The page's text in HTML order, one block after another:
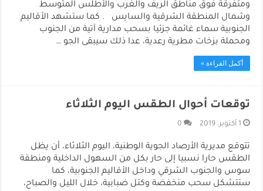
ومتفرقة فوق مناطق الريف والغرب والأطلس المتوسط
وشمال المنطقة الشرقية والسايس . كما ستشهد الأقاليم
الجنوبية سماء غائمة جزئيا بسحب مدارية آتية من الجنوب
ومحملة بزخات مطرية رعدية، عدا ذلك سيبقى الجو …
أكمل القراءة »
توقعات أحوال الطقس اليوم الثلاثاء
1 أكتوبر، 2019 0
تتوقع مديرية الأرصاد الجوية الوطنية، اليوم الثلاثاء، أن يظل
الطقس حارا نسبيا إلى حار بكل من السهول الداخلية ومنطقة
سوس والجنوب الشرقي وداخل الأقاليم الجنوبية، كما
ستتشكل سحب منخفضة وكتل ضبابية، خلال الليل والصباح،